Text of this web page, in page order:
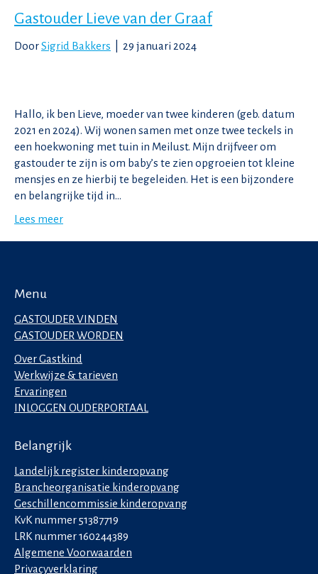
Gastouder Lieve van der Graaf
DoorSigrid Bakkers 29 januari 2024
Hallo, ik ben Lieve, moeder van twee kinderen (geb. datum
2021 en 2024). Wij wonen samen met onze twee teckels in
een hoekwoning met tuin in Meilust. Mijn drijfveer om
gastouder te zijn is om baby’s te zien opgroeien tot kleine
mensjes en ze hierbij te begeleiden. Het is een bijzondere
en belangrijke tijd in…
Lees meer
Menu
GASTOUDER VINDEN
GASTOUDER WORDEN
Over Gastkind
Werkwijze & tarieven
Ervaringen
INLOGGEN OUDERPORTAAL
Belangrijk
Landelijk register kinderopvang
Brancheorganisatie kinderopvang
Geschillencommissie kinderopvang
KvK nummer 51387719
LRK nummer 160244389
Algemene Voorwaarden
Privacyverklaring